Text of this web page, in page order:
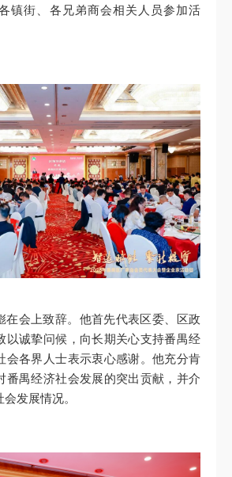
镇街、各兄弟商会相关人员参加活
在会上致辞。他首先代表区委、区政
以诚挚问候，向长期关心支持番禺经
会各界人士表示衷心感谢。他充分肯
番禺经济社会发展的突出贡献，并介
发展情况。